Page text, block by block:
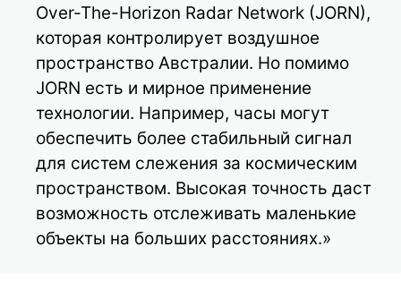
Over-The-Horizon Radar Network (JORN),
которая контролирует воздушное
пространство Австралии. Но помимо
JORN есть и мирное применение
технологии. Например, часы могут
обеспечить более стабильный сигнал
для систем слежения за космическим
пространством. Высокая точность даст
возможность отслеживать маленькие
объекты на больших расстояниях.»